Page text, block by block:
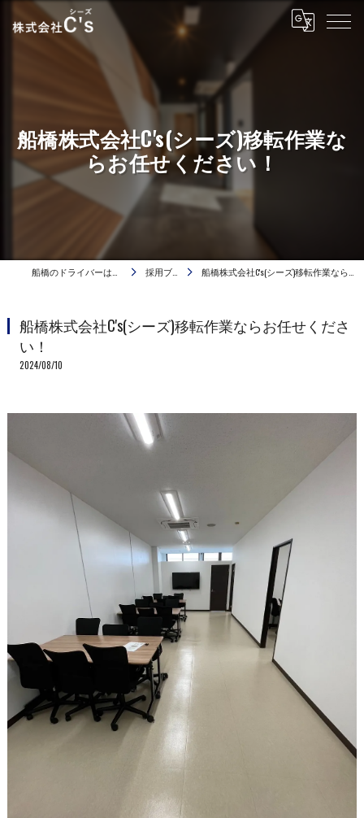
船橋株式会社C's(シーズ)移転作業な
らお任せください！
採用ブログ 船橋株式会社C's(シーズ)移転作業ならお任せください！
船橋株式会社C's(シーズ)移転作業ならお任せくださ
い！
2024/08/10